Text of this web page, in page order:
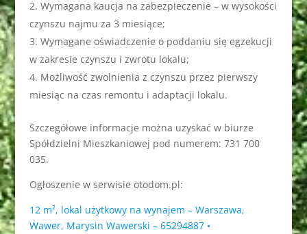
Wymagana kaucja na zabezpieczenie – w wysokości
czynszu najmu za 3 miesiące;
Wymagane oświadczenie o poddaniu się egzekucji
w zakresie czynszu i zwrotu lokalu;
Możliwość zwolnienia z czynszu przez pierwszy
miesiąc na czas remontu i adaptacji lokalu.
Szczegółowe informacje można uzyskać w biurze
Spółdzielni Mieszkaniowej pod numerem: 731 700
035.
Ogłoszenie w serwisie otodom.pl:
12 m², lokal użytkowy na wynajem – Warszawa,
Wawer, Marysin Wawerski – 65294887 •